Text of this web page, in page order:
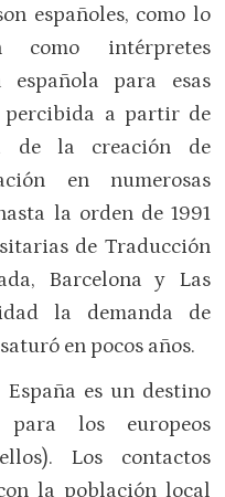
españoles, como lo
intérpretes
española para esas
percibida a partir de
de la creación de
en numerosas
la orden de 1991
de Traducción
Barcelona y Las
la demanda de
en pocos años.
España es un destino
para los europeos
Los contactos
la población local